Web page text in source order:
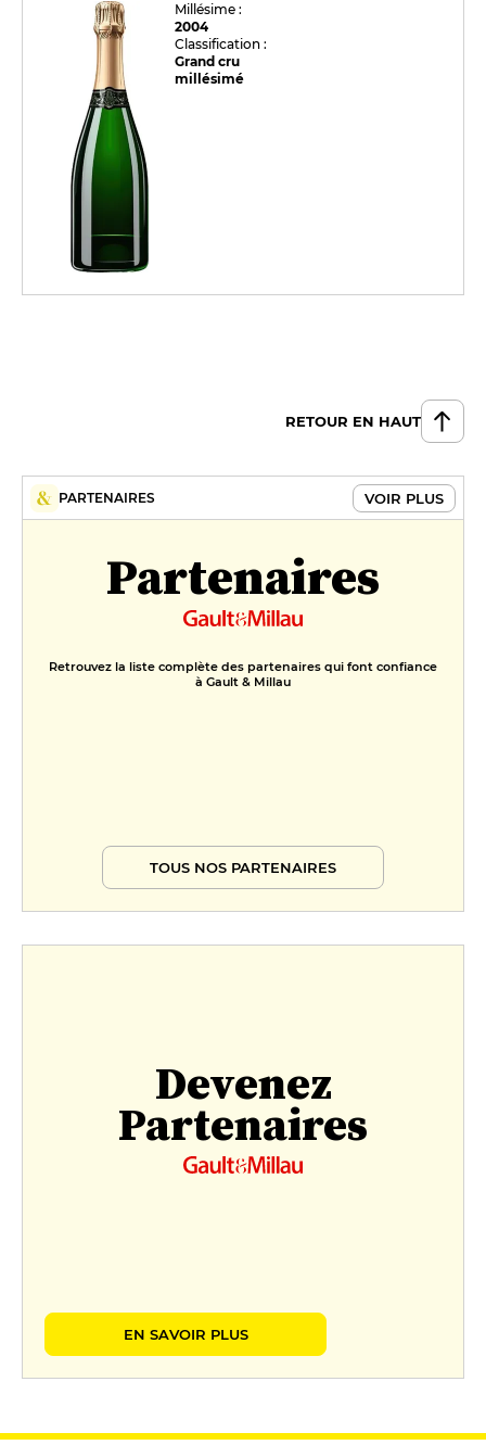
Millésime :
2004
Classification :
Grand cru
millésimé
RETOUR EN HAUT
PARTENAIRES VOIR PLUS
Partenaires
Retrouvez la liste complète des partenaires qui font confiance
à Gault & Millau
TOUS NOS PARTENAIRES
Devenez
Partenaires
EN SAVOIR PLUS